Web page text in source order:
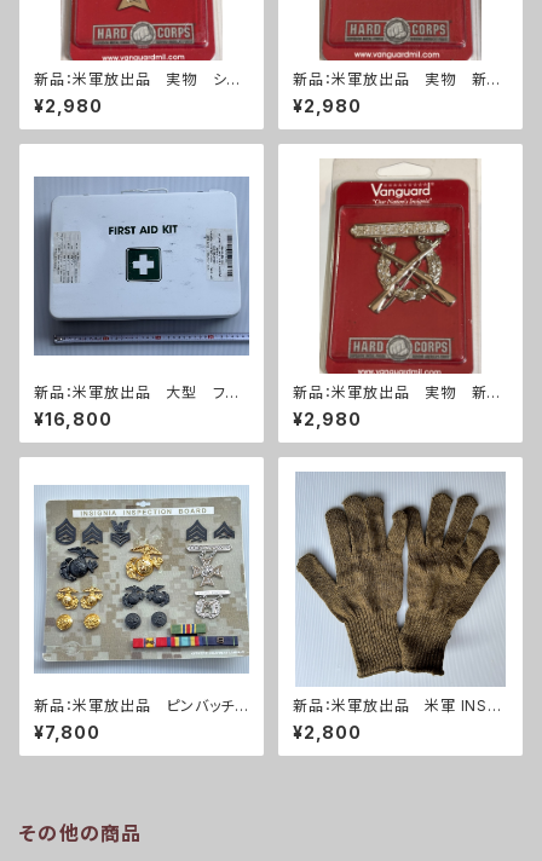
新品：米軍放出品 実物 シャ
ープシューター 勲章(A287)
¥2,980
新品：米軍放出品 実物 新
品 ライフルマークスマン 勲
章(A286)
¥2,980
新品：米軍放出品 大型 ファ
ーストエイドキット フルセット
(A270)
¥16,800
新品：米軍放出品 実物 新
品 ライフルエキスパート 勲
章(A285)
¥2,980
新品：米軍放出品 ピンバッチセ
ット(A0271)
¥7,800
新品：米軍放出品 米軍 INSER
T TYPE II ウールニット グロー
ブ 手袋 コヨーテ(A0272)
¥2,800
その他の商品